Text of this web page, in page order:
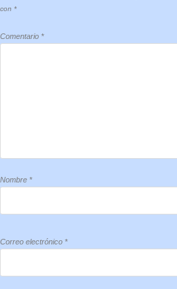
con *
Comentario *
Nombre *
Correo electrónico *